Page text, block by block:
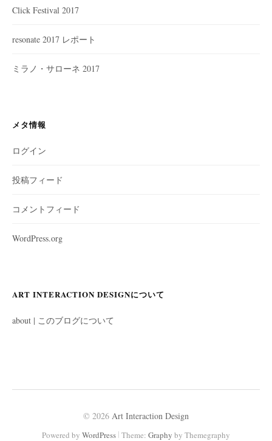
Click Festival 2017
resonate 2017 レポート
ミラノ・サローネ 2017
メタ情報
ログイン
投稿フィード
コメントフィード
WordPress.org
ART INTERACTION DESIGNについて
about | このブログについて
© 2026 Art Interaction Design
Powered by WordPress | Theme: Graphy by Themegraphy